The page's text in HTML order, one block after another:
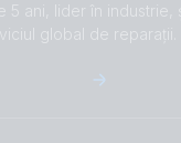
5 ani, lider în industrie, și
global de reparații.